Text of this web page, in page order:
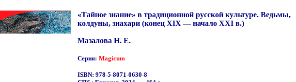
«Тайное знание» в традиционной русской культуре. Ведьмы,
колдуны, знахари (конец XIX — начало XXI в.)
Мазалова Н. Е.
Серия: Magicum
ISBN: 978-5-8071-0630-8